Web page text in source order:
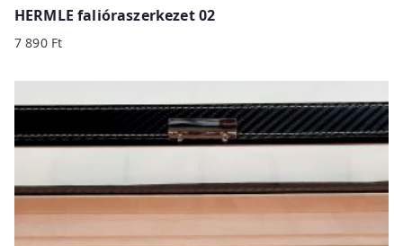
HERMLE falióraszerkezet 02
7 890 Ft